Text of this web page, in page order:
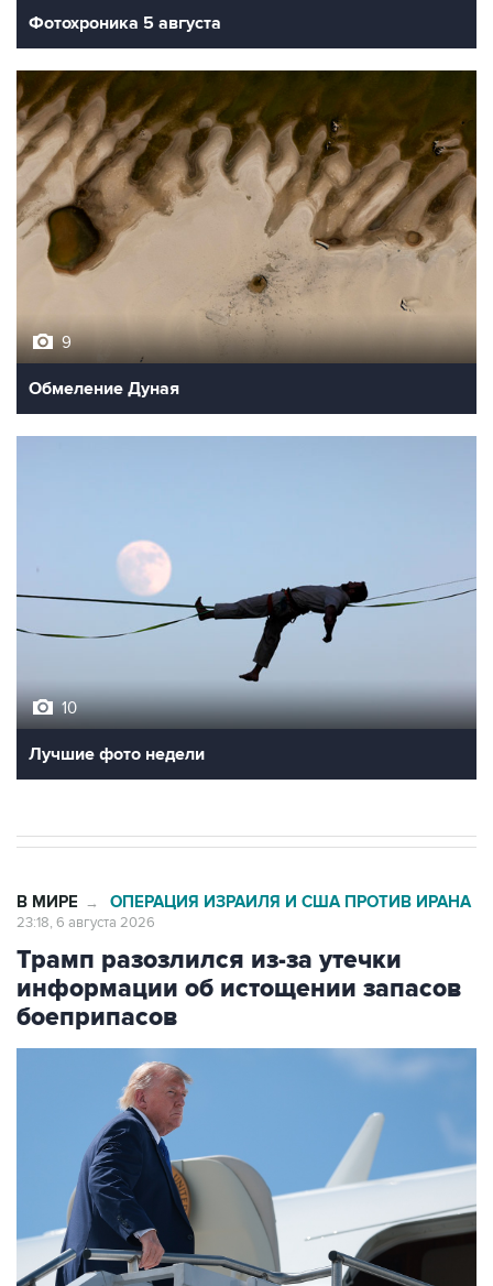
Фотохроника 5 августа
9
Обмеление Дуная
10
Лучшие фото недели
В МИРЕ → ОПЕРАЦИЯ ИЗРАИЛЯ И США ПРОТИВ ИРАНА
23:18, 6 августа 2026
Трамп разозлился из-за утечки
информации об истощении запасов
боеприпасов